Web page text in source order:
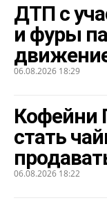
ДТП с
и фуры
06.08.2026 18:29
Кофейни
стать
06.08.2026 18:22